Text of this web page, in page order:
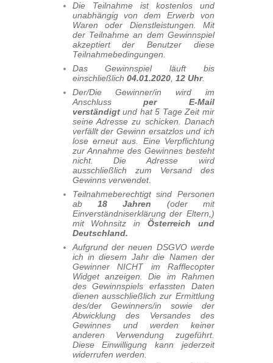
Die Teilnahme ist kostenlos und
unabhängig von dem Erwerb von
Waren oder Dienstleistungen. Mit
der Teilnahme an dem Gewinnspiel
akzeptiert der Benutzer diese
Teilnahmebedingungen.
Das Gewinnspiel läuft bis
einschließlich 04.01.2020, 12 Uhr.
Der/Die Gewinner/in wird im
Anschlussper E-Mail
verständigtund hat 5 Tage Zeit mir
seine Adresse zu schicken. Danach
verfällt der Gewinn ersatzlos und ich
lose erneut aus. Eine Verpflichtung
zur Annahme des Gewinnes besteht
nicht. Die Adresse wird
ausschließlich zum Versand des
Gewinns verwendet.
Teilnahmeberechtigt sind Personen
ab 18 Jahren (oder mit
Einverständniserklärung der Eltern,)
mit Wohnsitz in Österreich und
Deutschland.
Aufgrund der neuen DSGVO werde
ich in diesem Jahr die Namen der
Gewinner NICHT im Rafflecopter
Widget anzeigen. Die im Rahmen
des Gewinnspiels erfassten Daten
dienen ausschließlich zur Ermittlung
des/der Gewinners/in sowie der
Abwicklung des Versandes des
Gewinnes und werden keiner
anderen Verwendung zugeführt.
Diese Einwilligung kann jederzeit
widerrufen werden.